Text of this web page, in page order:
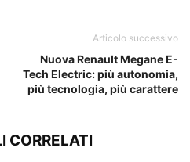
Articolo successivo
Nuova Renault Megane E-
Tech Electric: più autonomia,
più tecnologia, più carattere
CORRELATI